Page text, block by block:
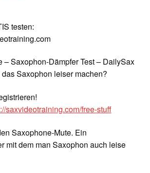
testen:
– Saxophon-Dämpfer Test – DailySax
Saxophon leiser machen?
saxvideotraining.com/free-stuff
Saxophone-Mute. Ein
mit dem man Saxophon auch leise